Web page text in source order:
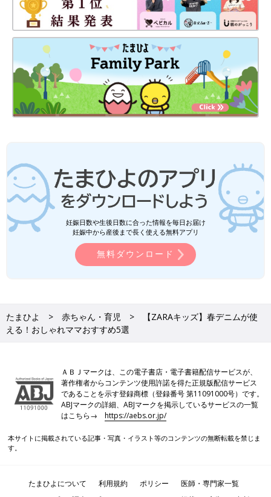
妊娠日数や生後日数に合った情報を毎日お届け
妊娠中から産後まで長く使える無料アプリ
無料ダウンロード
たまひよ 赤ちゃん・育児
【ZARAキッズ】春デニムが使
える！おしゃれママおすすめ5選
ＡＢＪマークは、この電子書店・電子書籍配信サービスが、
著作権者からコンテンツ使用許諾を得た正規版配信サービス
であることを示す登録商標（登録番号 第11091000号）です。
ABJマークの詳細、ABJマークを掲示しているサービスの一覧
はこちら→https://aebs.or.jp/
本サイトに掲載されている記事・写真・イラスト等のコンテンツの無断転載を禁じま
す。
たまひよについて 利用規約 ポリシー
医師・専門家一覧